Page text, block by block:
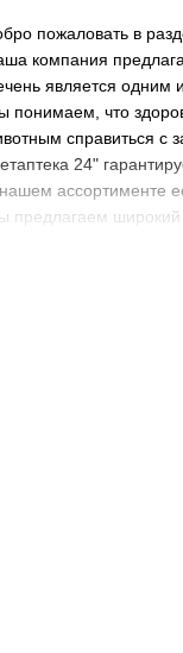
пожаловать в
компания
является одним
понимаем, что
справиться с
24"
ассортименте
предлагаем широкий